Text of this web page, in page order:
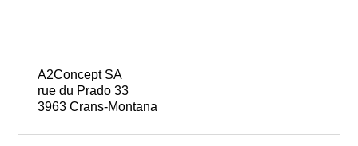
A2Concept SA
rue du Prado 33
3963 Crans-Montana